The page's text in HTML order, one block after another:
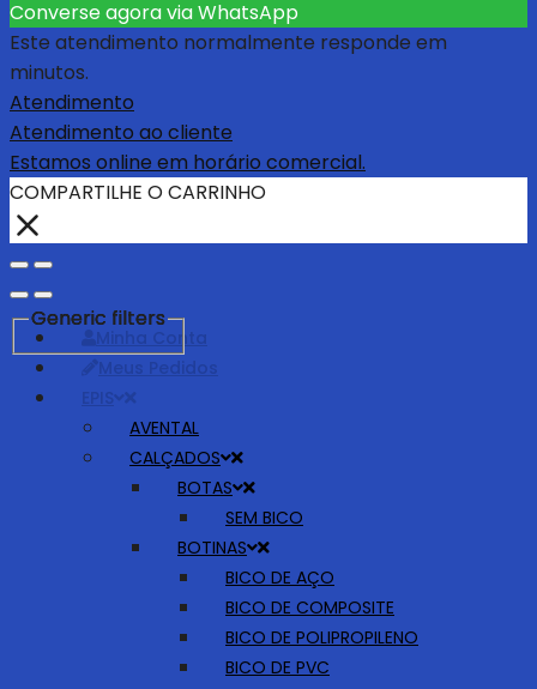
Converse agora via WhatsApp
Este atendimento normalmente responde em
minutos.
Atendimento
Atendimento ao cliente
Estamos online em horário comercial.
COMPARTILHE O CARRINHO
Generic filters
Generic filters
Generic filters
Minha Conta
Meus Pedidos
EPIS
AVENTAL
CALÇADOS
BOTAS
SEM BICO
BOTINAS
BICO DE AÇO
BICO DE COMPOSITE
BICO DE POLIPROPILENO
BICO DE PVC